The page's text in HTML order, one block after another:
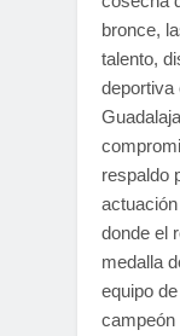
bronce,
talento,
deportiva
respaldo
donde el
medalla
equipo
campeón